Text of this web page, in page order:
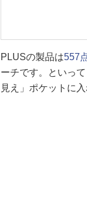
PLUSの製品は557
ーチです。といっ
見え」ポケットに